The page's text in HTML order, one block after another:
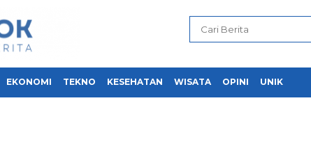
EKONOMI TEKNO KESEHATAN WISATA OPINI UNIK